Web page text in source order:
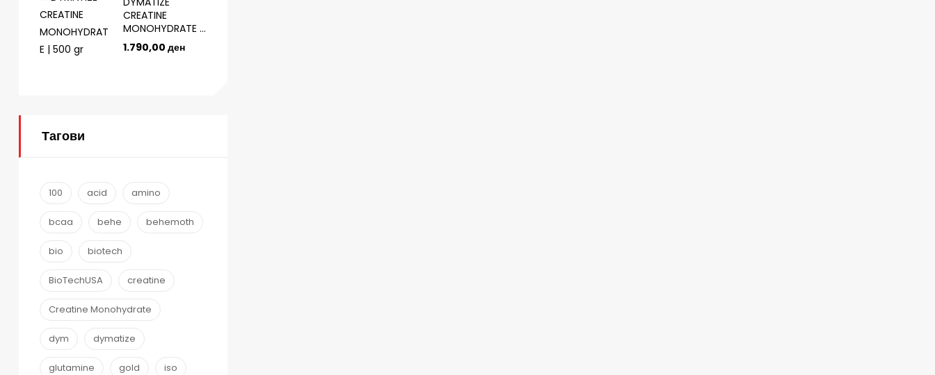
CREATINE
MONOHYDRATE |
500 gr
1.790,00 ден
Тагови
100 acid amino
bcaa behe behemoth
bio biotech
BioTechUSA creatine
Creatine Monohydrate
dym dymatize
glutamine gold iso